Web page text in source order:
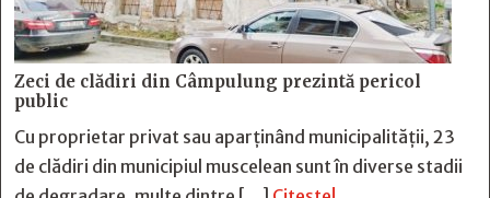
Zeci de clădiri din Câmpulung prezintă pericol
public
Cu proprietar privat sau aparținând municipalității, 23
de clădiri din municipiul muscelean sunt în diverse stadii